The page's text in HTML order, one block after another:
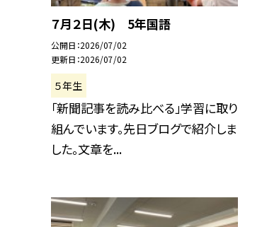
７月２日(木) 5年国語
公開日 2026/07/02
更新日 2026/07/02
５年生
「新聞記事を読み比べる」学習に取り
組んでいます。先日ブログで紹介しま
した。文章を...